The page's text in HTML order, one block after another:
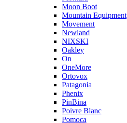
Moon Boot
Mountain Equipment
Movement
Newland
NIXSKI
Oakley
On
OneMore
Ortovox
Patagonia
Phenix
PinBina
Poivre Blanc
Pomoca